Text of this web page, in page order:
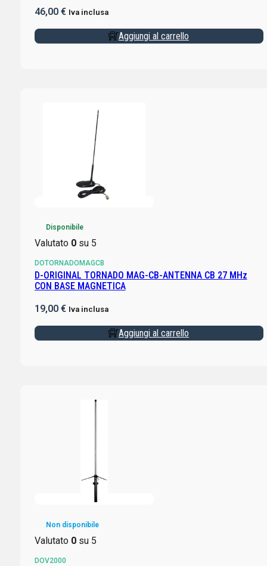
46,00 € Iva inclusa
Aggiungi al carrello
Disponibile
Valutato 0su 5
DOTORNADOMAGCB
D-ORIGINAL TORNADO MAG-CB-ANTENNA CB 27 MHz
CON BASE MAGNETICA
19,00 € Iva inclusa
Aggiungi al carrello
Non disponibile
Valutato 0su 5
DOV2000